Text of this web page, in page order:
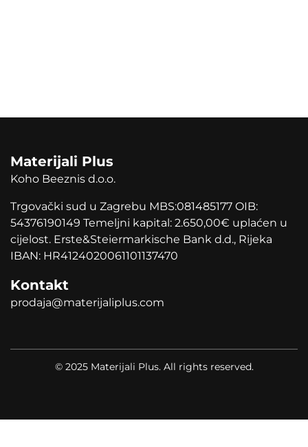
Materijali Plus
Koho Beeznis d.o.o.
Trgovački sud u Zagrebu MBS:081485177 OIB:
54376190149 Temeljni kapital: 2.650,00€ uplaćen u
cijelost. Erste&Steiermarkische Bank d.d., Rijeka
IBAN: HR4124020061101137470
Kontakt
prodaja@materijaliplus.com
© 2025 Materijali Plus. All rights reserved.